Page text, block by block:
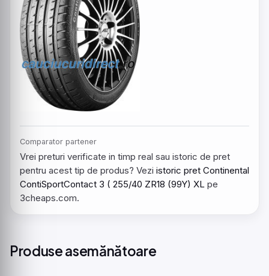
Comparator partener
Vrei preturi verificate in timp real sau istoric de pret
pentru acest tip de produs? Vezi istoric pret Continental
ContiSportContact 3 ( 255/40 ZR18 (99Y) XL pe
3cheaps.com.
Produse asemănătoare